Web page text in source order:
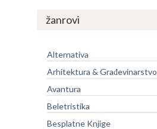
žanrovi
Alternativa
Arhitektura & Građevinarstvo
Avantura
Beletristika
Besplatne Knjige